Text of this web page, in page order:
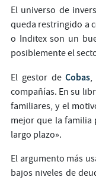
El universo de
queda restringido a
o Inditex son un
posiblemente el
El gestor deCobas,
compañías. En su
familiares, y el
mejor que la familia
largo plazo».
El argumento más
bajos niveles de